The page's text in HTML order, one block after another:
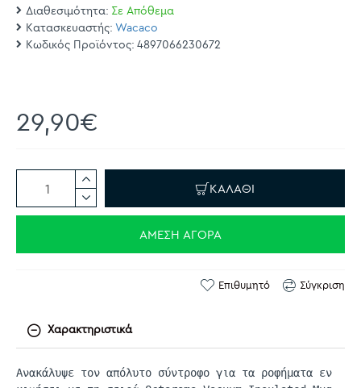
Διαθεσιμότητα: Σε Απόθεμα
Κατασκευαστής: Wacaco
Κωδικός Προϊόντος: 4897066230672
29,90€
ΚΑΛΆΘΙ
ΆΜΕΣΗ ΑΓΟΡΆ
Επιθυμητό Σύγκριση
Χαρακτηριστικά
Ανακάλυψε τον απόλυτο σύντροφο για τα ροφήματα εν